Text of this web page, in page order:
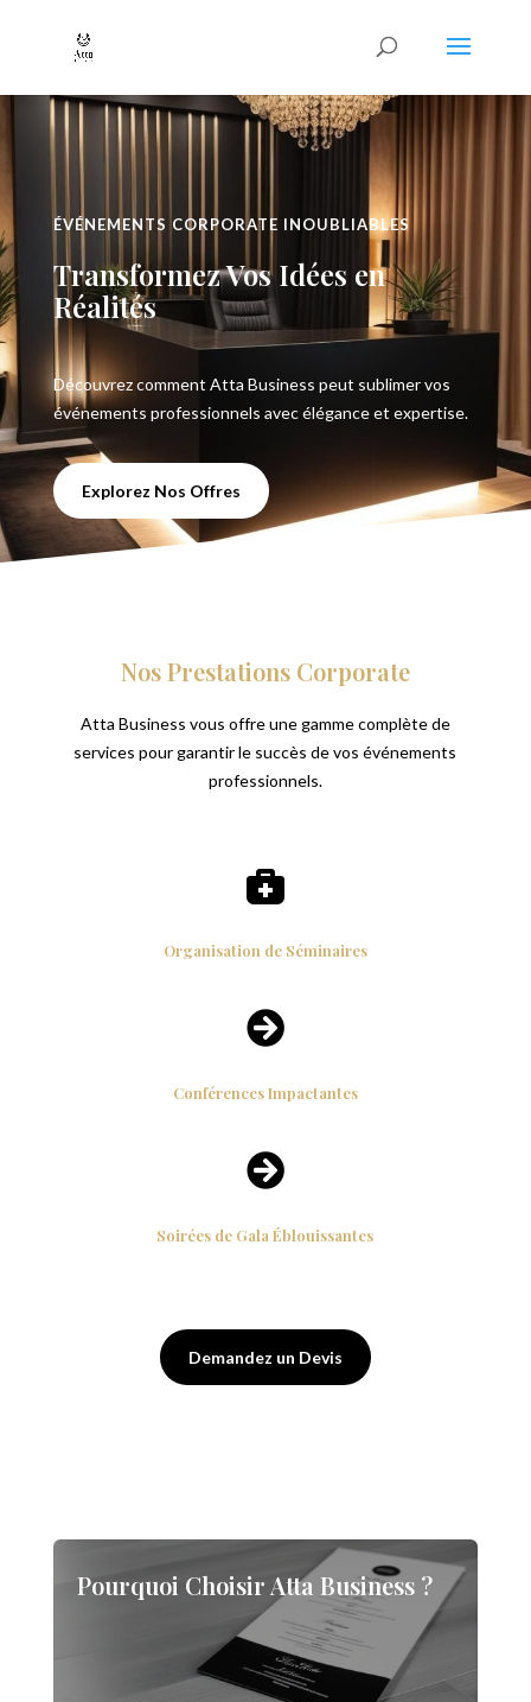
ÉVÉNEMENTS CORPORATE INOUBLIABLES
Transformez Vos Idées en
Réalités
Découvrez comment Atta Business peut sublimer vos
événements professionnels avec élégance et expertise.
Explorez Nos Offres
Nos Prestations Corporate
Atta Business vous offre une gamme complète de
services pour garantir le succès de vos événements
professionnels.

Organisation de Séminaires

Conférences Impactantes

Soirées de Gala Éblouissantes
Demandez un Devis
Pourquoi Choisir Atta Business ?
Découvrez Nos Atouts